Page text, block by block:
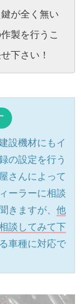
が全く無い
製を行うこ
下さい！
設機材にもイ
の設定を行う
さんによって
ーラーに相談
きますが、 他
談してみて下
車種に対応で